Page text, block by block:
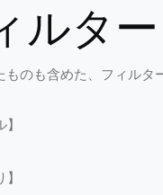
ルタ
ものも含めた、フィルタ